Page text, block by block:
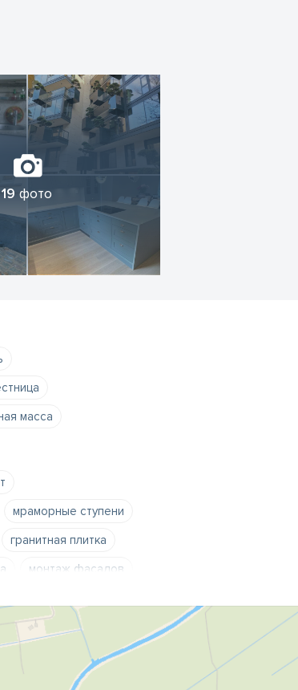
камня, заложенную
все нюансы, связанные
мы стараемся найти
19 фото
масса
мраморные ступени
гранитная плитка
монтаж фасадов
столешница